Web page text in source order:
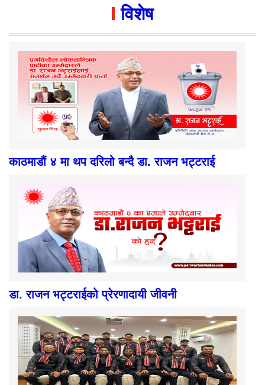
विशेष
काठमाडौं ४ मा थप दरिलो बन्दै डा. राजन भट्टराई
डा. राजन भट्टराईको प्रेरणादायी जीवनी